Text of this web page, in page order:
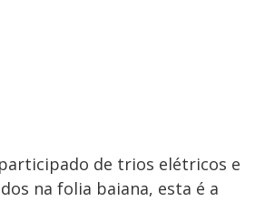
de trios elétricos e
na folia baiana, esta é a